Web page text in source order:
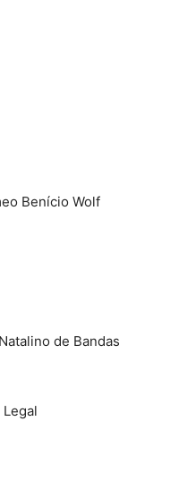
Benício Wolf
de Bandas